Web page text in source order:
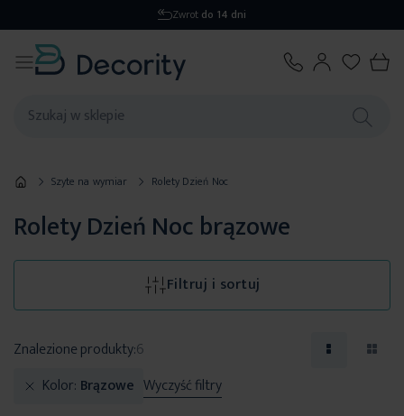
Wysyłka 1-2 dni
Szyte na wymiar Rolety Dzień Noc
Rolety Dzień Noc brązowe
Filtruj i sortuj
Znalezione produkty:6
Kolor Brązowe Wyczyść filtry